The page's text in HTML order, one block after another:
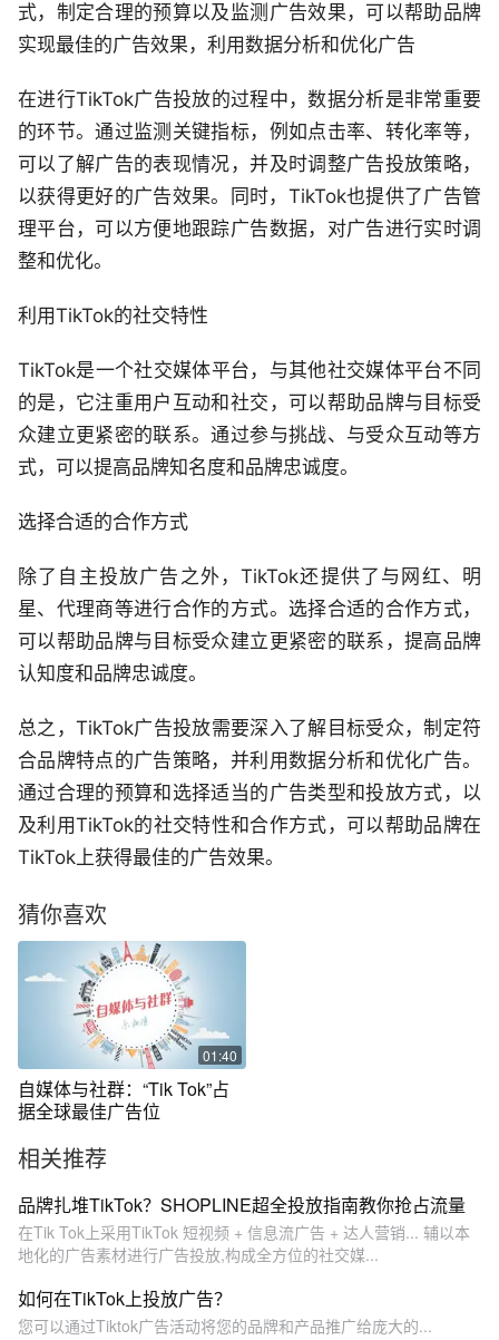
式，制定合理的预算以及监测广告效果，可以帮助品牌
实现最佳的广告效果，利用数据分析和优化广告
在进行TikTok广告投放的过程中，数据分析是非常重要
的环节。通过监测关键指标，例如点击率、转化率等，
可以了解广告的表现情况，并及时调整广告投放策略，
以获得更好的广告效果。同时，TikTok也提供了广告管
理平台，可以方便地跟踪广告数据，对广告进行实时调
整和优化。
利用TikTok的社交特性
TikTok是一个社交媒体平台，与其他社交媒体平台不同
的是，它注重用户互动和社交，可以帮助品牌与目标受
众建立更紧密的联系。通过参与挑战、与受众互动等方
式，可以提高品牌知名度和品牌忠诚度。
选择合适的合作方式
除了自主投放广告之外，TikTok还提供了与网红、明
星、代理商等进行合作的方式。选择合适的合作方式，
可以帮助品牌与目标受众建立更紧密的联系，提高品牌
认知度和品牌忠诚度。
总之，TikTok广告投放需要深入了解目标受众，制定符
合品牌特点的广告策略，并利用数据分析和优化广告。
通过合理的预算和选择适当的广告类型和投放方式，以
及利用TikTok的社交特性和合作方式，可以帮助品牌在
TikTok上获得最佳的广告效果。
猜你喜欢
01:40
自媒体与社群：“Tik Tok”占
据全球最佳广告位
相关推荐
品牌扎堆TikTok？SHOPLINE超全投放指南教你抢占流量
在Tik Tok上采用TikTok 短视频 + 信息流广告 + 达人营销... 辅以本
地化的广告素材进行广告投放,构成全方位的社交媒...
如何在TikTok上投放广告？
您可以通过Tiktok广告活动将您的品牌和产品推广给庞大的...